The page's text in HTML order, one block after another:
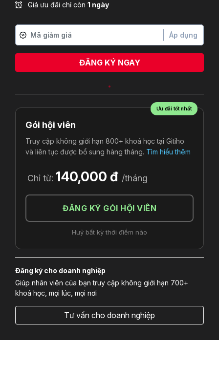
Giá ưu đãi chỉ còn 1 ngày
Áp dụng
ĐĂNG KÝ NGAY
Ưu đãi tốt nhất
Gói hội viên
Truy cập không giới hạn 800+ khoá học tại Gitiho
và liên tục được bổ sung hàng tháng. Tìm hiểu thêm
Chỉ từ: 140,000 đ /tháng
ĐĂNG KÝ GÓI HỘI VIÊN
Huỷ bất kỳ thời điểm nào
Đăng ký cho doanh nghiệp
Giúp nhân viên của bạn truy cập không giới hạn 700+
khoá học, mọi lúc, mọi nơi
Tư vấn cho doanh nghiệp